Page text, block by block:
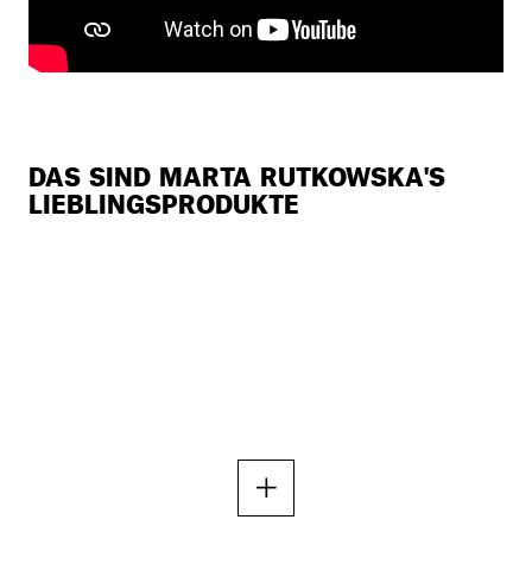
DAS SIND MARTA RUTKOWSKA'S
LIEBLINGSPRODUKTE